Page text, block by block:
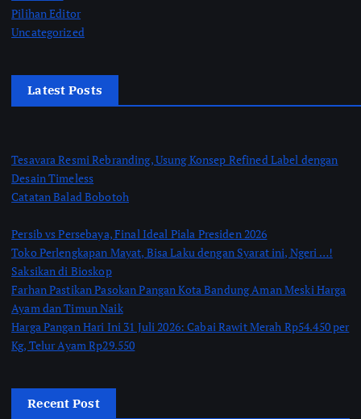
Pilihan Editor
Uncategorized
Latest Posts
Tesavara Resmi Rebranding, Usung Konsep Refined Label dengan
Desain Timeless
Catatan Balad Bobotoh
Persib vs Persebaya, Final Ideal Piala Presiden 2026
Toko Perlengkapan Mayat, Bisa Laku dengan Syarat ini, Ngeri …!
Saksikan di Bioskop
Farhan Pastikan Pasokan Pangan Kota Bandung Aman Meski Harga
Ayam dan Timun Naik
Harga Pangan Hari Ini 31 Juli 2026: Cabai Rawit Merah Rp54.450 per
Kg, Telur Ayam Rp29.550
Recent Post